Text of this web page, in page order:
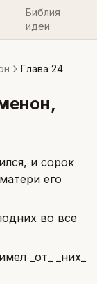
Библия
идеи
Глава 24
,
и сорок
его
во все
_от_ _них_